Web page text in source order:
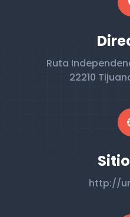
Ruta
22210
http://